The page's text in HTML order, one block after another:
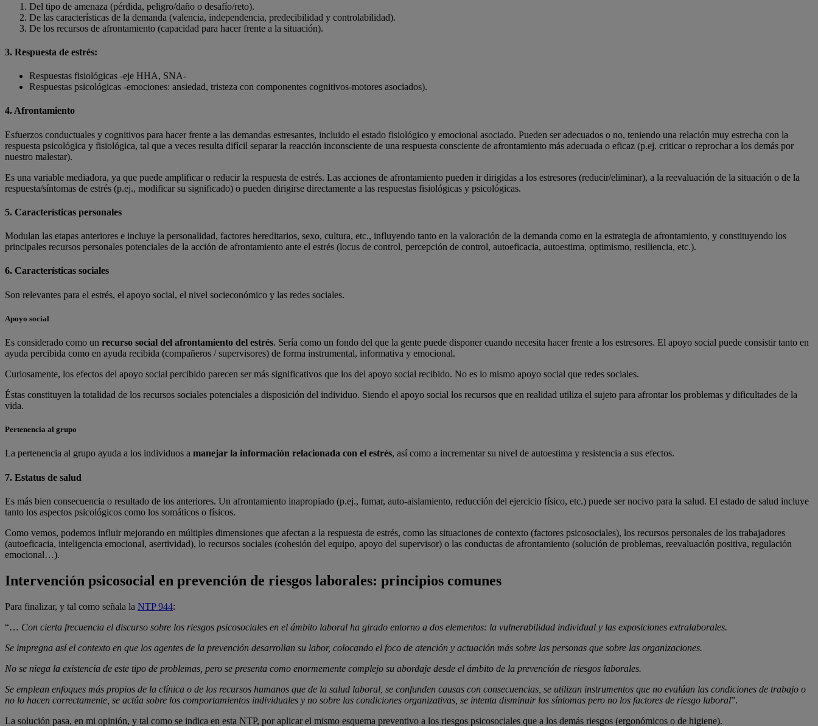
Del tipo de amenaza (pérdida, peligro/daño o desafío/reto).
De las características de la demanda (valencia, independencia, predecibilidad y controlabilidad).
De los recursos de afrontamiento (capacidad para hacer frente a la situación).
3. Respuesta de estrés:
Respuestas fisiológicas -eje HHA, SNA-
Respuestas psicológicas -emociones: ansiedad, tristeza con componentes cognitivos-motores asociados).
4. Afrontamiento
Esfuerzos conductuales y cognitivos para hacer frente a las demandas estresantes, incluido el estado fisiológico y emocional asociado. Pueden ser adecuados o no, teniendo una relación muy estrecha con la
respuesta psicológica y fisiológica, tal que a veces resulta difícil separar la reacción inconsciente de una respuesta consciente de afrontamiento más adecuada o eficaz (p.ej. criticar o reprochar a los demás por
nuestro malestar).
Es una variable mediadora, ya que puede amplificar o reducir la respuesta de estrés. Las acciones de afrontamiento pueden ir dirigidas a los estresores (reducir/eliminar), a la reevaluación de la situación o de la
respuesta/síntomas de estrés (p.ej., modificar su significado) o pueden dirigirse directamente a las respuestas fisiológicas y psicológicas.
5. Características personales
Modulan las etapas anteriores e incluye la personalidad, factores hereditarios, sexo, cultura, etc., influyendo tanto en la valoración de la demanda como en la estrategia de afrontamiento, y constituyendo los
principales recursos personales potenciales de la acción de afrontamiento ante el estrés (locus de control, percepción de control, autoeficacia, autoestima, optimismo, resiliencia, etc.).
6. Características sociales
Son relevantes para el estrés, el apoyo social, el nivel socieconómico y las redes sociales.
Apoyo social
Es considerado como un recurso social del afrontamiento del estrés. Sería como un fondo del que la gente puede disponer cuando necesita hacer frente a los estresores. El apoyo social puede consistir tanto en
ayuda percibida como en ayuda recibida (compañeros / supervisores) de forma instrumental, informativa y emocional.
Curiosamente, los efectos del apoyo social percibido parecen ser más significativos que los del apoyo social recibido. No es lo mismo apoyo social que redes sociales.
Éstas constituyen la totalidad de los recursos sociales potenciales a disposición del individuo. Siendo el apoyo social los recursos que en realidad utiliza el sujeto para afrontar los problemas y dificultades de la
vida.
Pertenencia al grupo
La pertenencia al grupo ayuda a los individuos a manejar la información relacionada con el estrés, así como a incrementar su nivel de autoestima y resistencia a sus efectos.
7. Estatus de salud
Es más bien consecuencia o resultado de los anteriores. Un afrontamiento inapropiado (p.ej., fumar, auto-aislamiento, reducción del ejercicio físico, etc.) puede ser nocivo para la salud. El estado de salud incluye
tanto los aspectos psicológicos como los somáticos o físicos.
Como vemos, podemos influir mejorando en múltiples dimensiones que afectan a la respuesta de estrés, como las situaciones de contexto (factores psicosociales), los recursos personales de los trabajadores
(autoeficacia, inteligencia emocional, asertividad), lo recursos sociales (cohesión del equipo, apoyo del supervisor) o las conductas de afrontamiento (solución de problemas, reevaluación positiva, regulación
emocional…).
Intervención psicosocial en prevención de riesgos laborales: principios comunes
Para finalizar, y tal como señala la NTP 944:
“… Con cierta frecuencia el discurso sobre los riesgos psicosociales en el ámbito laboral ha girado entorno a dos elementos: la vulnerabilidad individual y las exposiciones extralaborales.
Se impregna asíel contexto en que los agentes de la prevención desarrollan su labor, colocando el foco de atención y actuación más sobre las personas que sobre las organizaciones.
No se niega la existencia de este tipo de problemas, pero se presenta como enormemente complejo su abordaje desde el ámbito de la prevención de riesgos laborales.
Se emplean enfoques más propios de la clínica o de los recursos humanos que de la salud laboral, se confunden causas con consecuencias, se utilizan instrumentos que no evalúan las condiciones de trabajo o
no lo hacen correctamente, se actúa sobre los comportamientos individuales y no sobre las condiciones organizativas, se intenta disminuir los síntomas pero no los factores de riesgo laboral”.
La solución pasa, en mi opinión, y tal como se indica en esta NTP, por aplicar el mismo esquema preventivo a los riesgos psicosociales que a los demás riesgos (ergonómicos o de higiene).